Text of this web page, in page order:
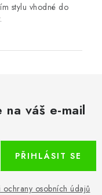
stylu vhodné do
váš e-mail
ochrany osobních údajů
PŘIHLÁSIT SE